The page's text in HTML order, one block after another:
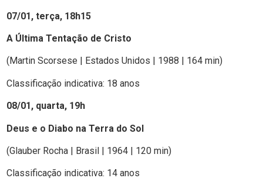
07/01, terça, 18h15
A Última Tentação de Cristo
(Martin Scorsese | Estados Unidos | 1988 | 164 min)
Classificação indicativa: 18 anos
08/01, quarta, 19h
Deus e o Diabo na Terra do Sol
(Glauber Rocha | Brasil | 1964 | 120 min)
Classificação indicativa: 14 anos